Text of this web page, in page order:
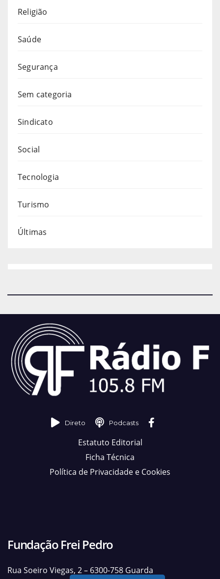
Religião
Saúde
Segurança
Sem categoria
Sindicato
Social
Tecnologia
Turismo
Últimas
Direto Podcasts
Estatuto Editorial
Ficha Técnica
Política de Privacidade e Cookies
Fundação Frei Pedro
Rua Soeiro Viegas, 2 – 6300-758 Guarda